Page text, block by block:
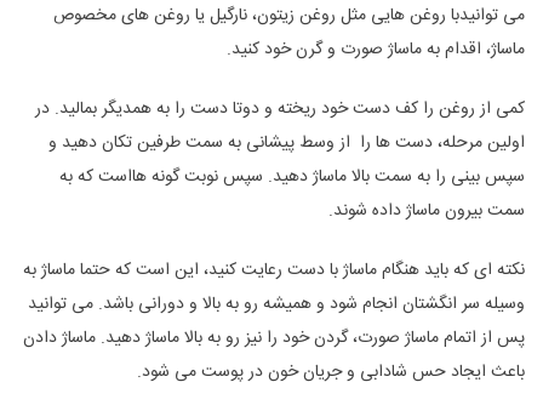
می توانیدبا روغن هایی مثل روغن زیتون، نارگیل یا روغن های مخصوص
ماساژ، اقدام به ماساژ صورت و گرن خود کنید.
کمی از روغن را کف دست خود ریخته و دوتا دست را به همدیگر بمالید. در
اولین مرحله، دست ها را از وسط پیشانی به سمت طرفین تکان دهید و
سپس بینی را به سمت بالا ماساژ دهید. سپس نوبت گونه هااست که به
سمت بیرون ماساژ داده شوند.
نکته ای که باید هنگام ماساژ با دست رعایت کنید، این است که حتما ماساژ به
وسیله سر انگشتان انجام شود و همیشه رو به بالا و دورانی باشد. می توانید
پس از اتمام ماساژ صورت، گردن خود را نیز رو به بالا ماساژ دهید. ماساژ دادن
باعث ایجاد حس شادابی و جریان خون در پوست می شود.